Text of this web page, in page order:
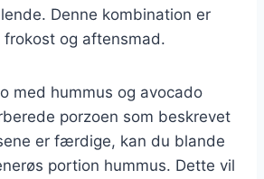
Denne kombination er
og aftensmad.
med hummus og avocado
porzoen som beskrevet
er færdige, kan du blande
portion hummus. Dette vil